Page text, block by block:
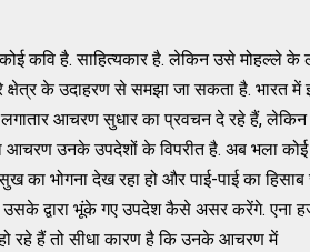
कवि है. साहित्यकार है. लेकिन उसे मोहल्ले के
क्षेत्र के उदाहरण से समझा जा सकता है. भारत में
लगातार आचरण सुधार का प्रवचन दे रहे हैं, लेकिन
आचरण उनके उपदेशों के विपरीत है. अब भला कोई
का भोगना देख रहा हो और पाई-पाई का
उसके द्वारा भूंके गए उपदेश कैसे असर करेंगे. एना
रहे हैं तो सीधा कारण है कि उनके आचरण में